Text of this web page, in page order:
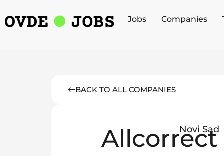
Jobs Companies
BACK TO ALL COMPANIES
Allcorrect
Novi Sad